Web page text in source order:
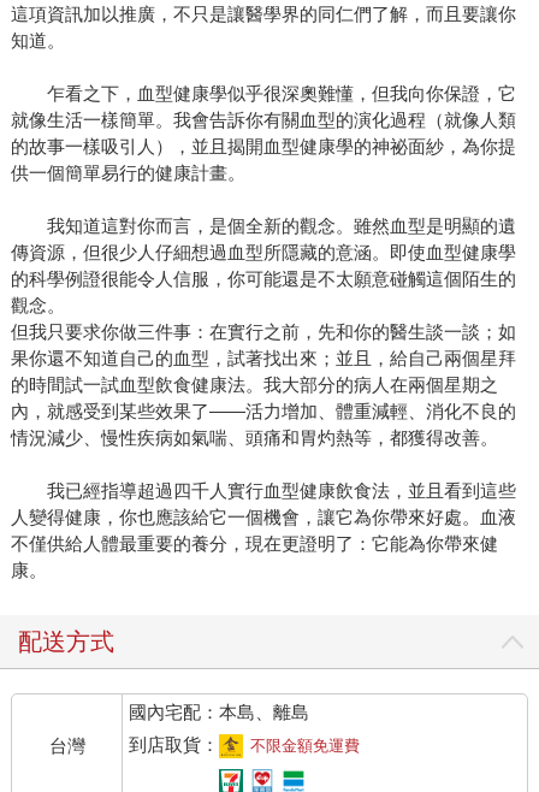
這項資訊加以推廣，不只是讓醫學界的同仁們了解，而且要讓你
知道。
乍看之下，血型健康學似乎很深奧難懂，但我向你保證，它
就像生活一樣簡單。我會告訴你有關血型的演化過程（就像人類
的故事一樣吸引人），並且揭開血型健康學的神祕面紗，為你提
供一個簡單易行的健康計畫。
我知道這對你而言，是個全新的觀念。雖然血型是明顯的遺
傳資源，但很少人仔細想過血型所隱藏的意涵。即使血型健康學
的科學例證很能令人信服，你可能還是不太願意碰觸這個陌生的
觀念。
但我只要求你做三件事：在實行之前，先和你的醫生談一談；如
果你還不知道自己的血型，試著找出來；並且，給自己兩個星拜
的時間試一試血型飲食健康法。我大部分的病人在兩個星期之
內，就感受到某些效果了——活力增加、體重減輕、消化不良的
情況減少、慢性疾病如氣喘、頭痛和胃灼熱等，都獲得改善。
我已經指導超過四千人實行血型健康飲食法，並且看到這些
人變得健康，你也應該給它一個機會，讓它為你帶來好處。血液
不僅供給人體最重要的養分，現在更證明了：它能為你帶來健
康。
配送方式
台灣
國內宅配：本島、離島
到店取貨：
不限金額免運費